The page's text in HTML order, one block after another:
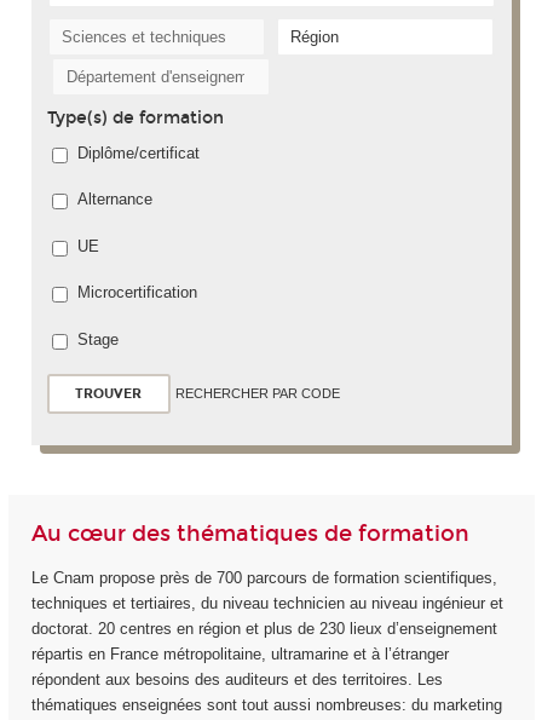
Type(s) de formation
Diplôme/certificat
Alternance
UE
Microcertification
Stage
RECHERCHER PAR CODE
Au cœur des thématiques de formation
Le Cnam propose près de 700 parcours de formation scientifiques,
techniques et tertiaires, du niveau technicien au niveau ingénieur et
doctorat. 20 centres en région et plus de 230 lieux d’enseignement
répartis en France métropolitaine, ultramarine et à l’étranger
répondent aux besoins des auditeurs et des territoires. Les
thématiques enseignées sont tout aussi nombreuses: du marketing